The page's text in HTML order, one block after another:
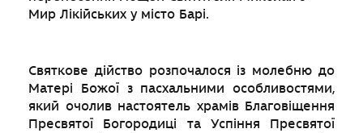
Мир Лікійських у місто Барі.
Святкове дійство розпочалося із молебню до
Матері Божої з пасхальними особливостями,
який очолив настоятель храмів Благовіщення
Пресвятої Богородиці та Успіння Пресвятої